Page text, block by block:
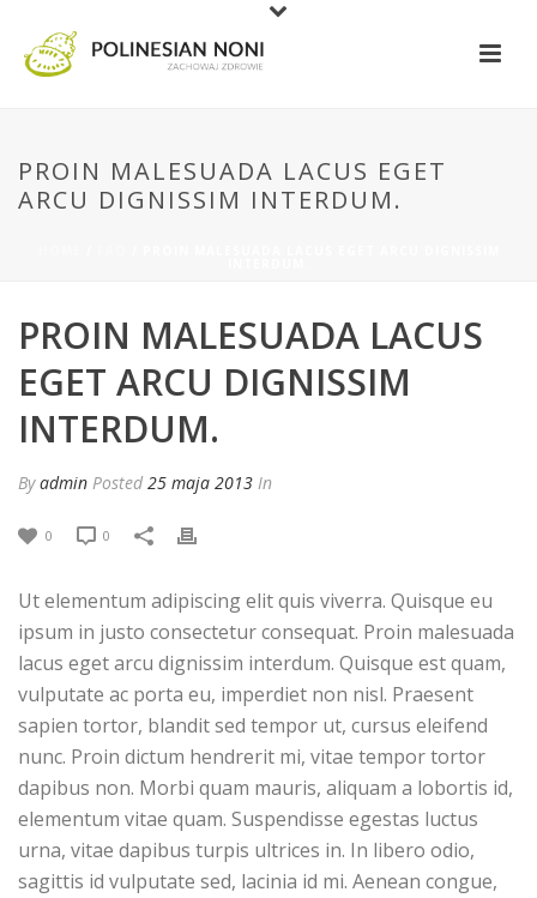
PROIN MALESUADA LACUS EGET
ARCU DIGNISSIM INTERDUM.
PROIN MALESUADA LACUS
EGET ARCU DIGNISSIM
INTERDUM.
Byadmin Posted 25 maja 2013 In
0 0
Ut elementum adipiscing elit quis viverra. Quisque eu
ipsum in justo consectetur consequat. Proin malesuada
lacus eget arcu dignissim interdum. Quisque est quam,
vulputate ac porta eu, imperdiet non nisl. Praesent
sapien tortor, blandit sed tempor ut, cursus eleifend
nunc. Proin dictum hendrerit mi, vitae tempor tortor
dapibus non. Morbi quam mauris, aliquam a lobortis id,
elementum vitae quam. Suspendisse egestas luctus
urna, vitae dapibus turpis ultrices in. In libero odio,
sagittis id vulputate sed, lacinia id mi. Aenean congue,